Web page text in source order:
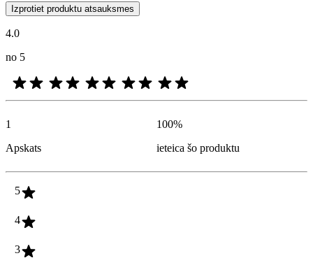
Klientu viedokļi produktu un zvaigžņu vērtējumu veidā ir noderīgi
Izprotiet produktu atsauksmes
4.0
no 5
1
Apskats
100%
ieteica šo produktu
5
4
3